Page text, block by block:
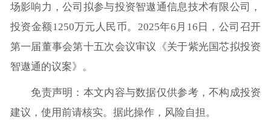
场影响力，公司拟参与投资智遨通信息技术有限公司，
投资金额1250万元人民币。2025年6月16日，公司召开
第一届董事会第十五次会议审议《关于紫光国芯拟投资
智遨通的议案》。
免责声明：本文内容与数据仅供参考，不构成投资
建议，使用前请核实。据此操作，风险自担。